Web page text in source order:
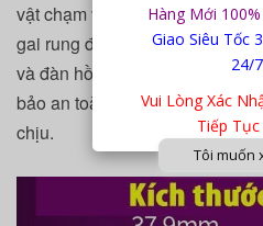
vật chạm vào là nó sẽ tự động
gai rung đầu được làm từ chất
và đàn hồi tốt, phù hợp với
bảo an toàn cho người sử
chịu.
Hàng Mới
Giao Siêu Tốc
24/7
Vui Lòng Xác
Tiếp Tục
Tôi muốn